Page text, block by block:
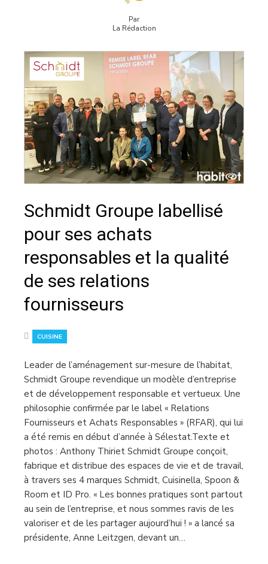
Par
La Rédaction
Schmidt Groupe labellisé
pour ses achats
responsables et la qualité
de ses relations
fournisseurs
CUISINE
Leader de l’aménagement sur-mesure de l’habitat,
Schmidt Groupe revendique un modèle d’entreprise
et de développement responsable et vertueux. Une
philosophie confirmée par le label « Relations
Fournisseurs et Achats Responsables » (RFAR), qui lui
a été remis en début d’année à Sélestat.Texte et
photos : Anthony Thiriet Schmidt Groupe conçoit,
fabrique et distribue des espaces de vie et de travail,
à travers ses 4 marques Schmidt, Cuisinella, Spoon &
Room et ID Pro. « Les bonnes pratiques sont partout
au sein de l’entreprise, et nous sommes ravis de les
valoriser et de les partager aujourd’hui ! » a lancé sa
présidente, Anne Leitzgen, devant un…